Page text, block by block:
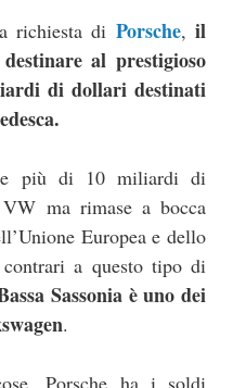
richiesta di Porsche, il
al prestigioso
di dollari destinati
più di 10 miliardi di
ma rimase a bocca
Europea e dello
contrari a questo tipo di
Sassonia è uno dei
.
Porsche ha i soldi